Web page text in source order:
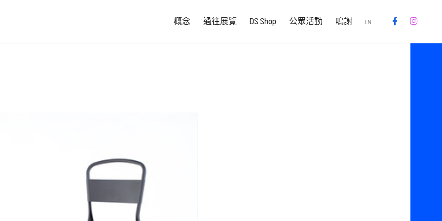
概念 過往展覽 DS Shop 公眾活動 鳴謝 EN